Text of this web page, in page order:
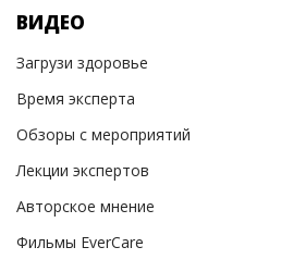
ВИДЕО
Загрузи здоровье
Время эксперта
Обзоры с мероприятий
Лекции экспертов
Авторское мнение
Фильмы EverCare